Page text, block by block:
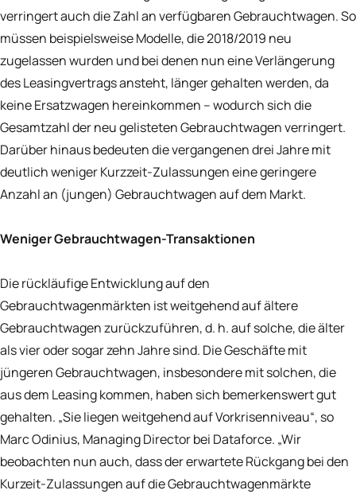
verringert auch die Zahl an verfügbaren Gebrauchtwagen. So
müssen beispielsweise Modelle, die 2018/2019 neu
zugelassen wurden und bei denen nun eine Verlängerung
des Leasingvertrags ansteht, länger gehalten werden, da
keine Ersatzwagen hereinkommen – wodurch sich die
Gesamtzahl der neu gelisteten Gebrauchtwagen verringert.
Darüber hinaus bedeuten die vergangenen drei Jahre mit
deutlich weniger Kurzzeit-Zulassungen eine geringere
Anzahl an (jungen) Gebrauchtwagen auf dem Markt.
Weniger Gebrauchtwagen-Transaktionen
Die rückläufige Entwicklung auf den
Gebrauchtwagenmärkten ist weitgehend auf ältere
Gebrauchtwagen zurückzuführen, d. h. auf solche, die älter
als vier oder sogar zehn Jahre sind. Die Geschäfte mit
jüngeren Gebrauchtwagen, insbesondere mit solchen, die
aus dem Leasing kommen, haben sich bemerkenswert gut
gehalten. „Sie liegen weitgehend auf Vorkrisenniveau“, so
Marc Odinius, Managing Director bei Dataforce. „Wir
beobachten nun auch, dass der erwartete Rückgang bei den
Kurzeit-Zulassungen auf die Gebrauchtwagenmärkte